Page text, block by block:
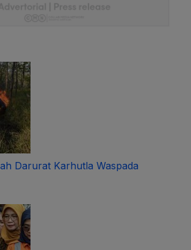
Darurat Karhutla Waspada